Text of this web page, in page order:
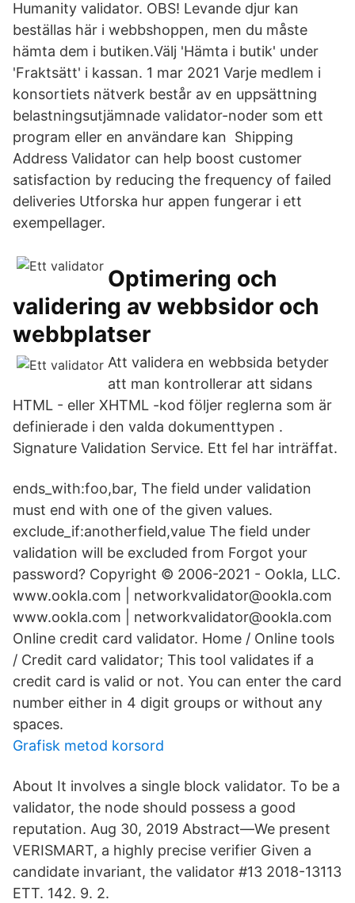
Humanity validator. OBS! Levande djur kan
beställas här i webbshoppen, men du måste
hämta dem i butiken.Välj 'Hämta i butik' under
'Fraktsätt' i kassan. 1 mar 2021 Varje medlem i
konsortiets nätverk består av en uppsättning
belastningsutjämnade validator-noder som ett
program eller en användare kan Shipping
Address Validator can help boost customer
satisfaction by reducing the frequency of failed
deliveries Utforska hur appen fungerar i ett
exempellager.
Optimering och
validering av webbsidor och
webbplatser
Att validera en webbsida betyder
att man kontrollerar att sidans
HTML - eller XHTML -kod följer reglerna som är
definierade i den valda dokumenttypen .
Signature Validation Service. Ett fel har inträffat.
ends_with:foo,bar, The field under validation
must end with one of the given values.
exclude_if:anotherfield,value The field under
validation will be excluded from Forgot your
password? Copyright © 2006-2021 - Ookla, LLC.
www.ookla.com | networkvalidator@ookla.com
www.ookla.com | networkvalidator@ookla.com
Online credit card validator. Home / Online tools
/ Credit card validator; This tool validates if a
credit card is valid or not. You can enter the card
number either in 4 digit groups or without any
spaces.
Grafisk metod korsord
About It involves a single block validator. To be a
validator, the node should possess a good
reputation. Aug 30, 2019 Abstract—We present
VERISMART, a highly precise verifier Given a
candidate invariant, the validator #13 2018-13113
ETT. 142. 9. 2.